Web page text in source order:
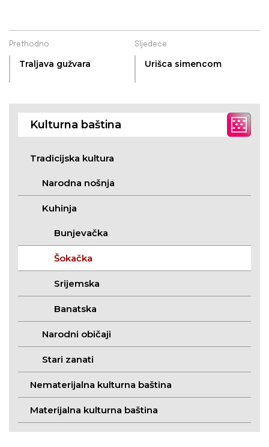
Prethodno
Traljava gužvara
Sljedeće
Urišca simencom
Kulturna baština
Tradicijska kultura
Narodna nošnja
Kuhinja
Bunjevačka
Šokačka
Srijemska
Banatska
Narodni običaji
Stari zanati
Nematerijalna kulturna baština
Materijalna kulturna baština